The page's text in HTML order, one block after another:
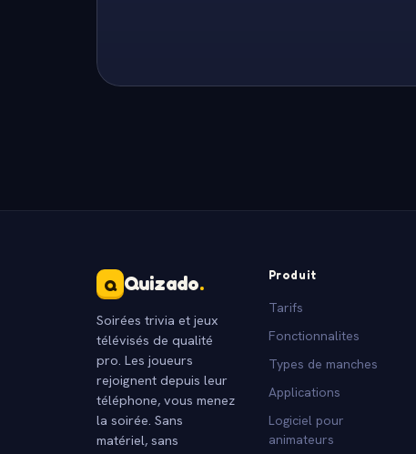
Q Quizado.
Soirées trivia et jeux
télévisés de qualité
pro. Les joueurs
rejoignent depuis leur
téléphone, vous menez
la soirée. Sans
matériel, sans
Produit
Tarifs
Fonctionnalites
Types de manches
Applications
Logiciel pour
animateurs